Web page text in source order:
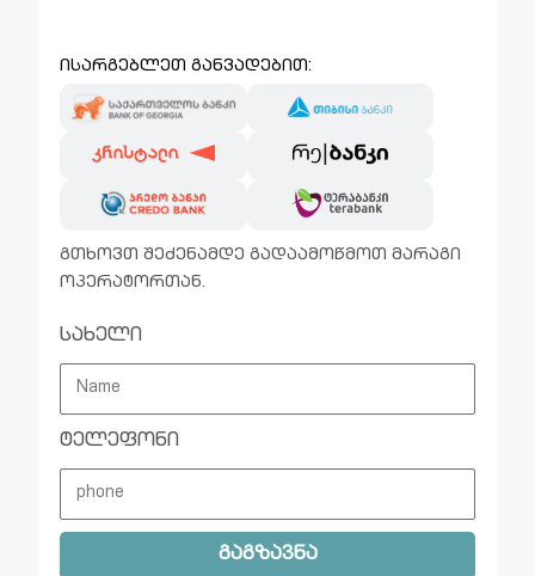
ისარგებლეთ განვადებით:
გთხოვთ შეძენამდე გადაამოწმოთ მარაგი
ოპერატორთან.
სახელი
ტელეფონი
გაგზავნა